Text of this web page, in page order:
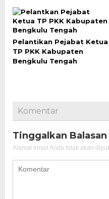
Pelantikan Pejabat Ketua
TP PKK Kabupaten
Bengkulu Tengah
Komentar
Tinggalkan Balasan
Alamat email Anda tidak akan